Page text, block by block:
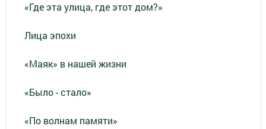
«Где эта улица, где этот дом?»
Лица эпохи
«Маяк» в нашей жизни
«Было - стало»
«По волнам памяти»